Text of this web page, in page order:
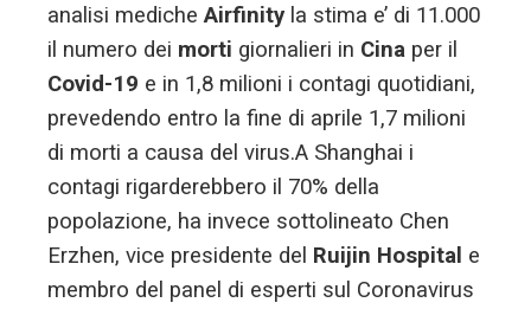
analisi medicheAirfinity la stima e’ di 11.000
il numero dei morti giornalieri in Cina per il
Covid-19 e in 1,8 milioni i contagi quotidiani,
prevedendo entro la fine di aprile 1,7 milioni
di morti a causa del virus.A Shanghai i
contagi rigarderebbero il 70% della
popolazione, ha invece sottolineato Chen
Erzhen, vice presidente del Ruijin Hospital e
membro del panel di esperti sul Coronavirus